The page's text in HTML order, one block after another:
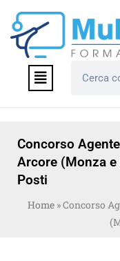
contenuto
Menu
Concorso
Arcore (Monza
Posti
Home »Concorso